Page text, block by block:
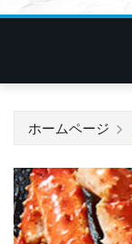
ホームページ